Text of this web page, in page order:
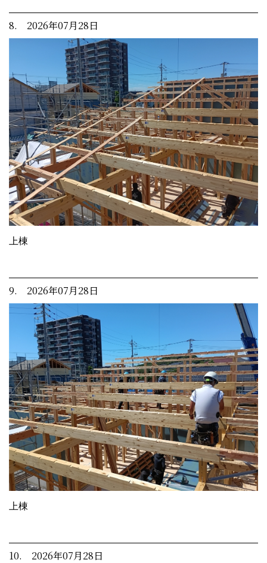
8. 2026年07月28日
上棟
9. 2026年07月28日
上棟
10. 2026年07月28日